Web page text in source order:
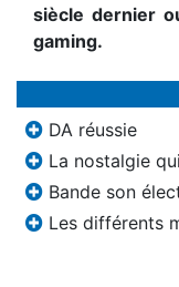
siècle dernier
gaming.
DA réussie
La nostalgie
Bande son
Les différents